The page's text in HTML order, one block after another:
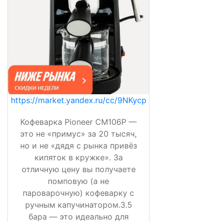
https://market.yandex.ru/cc/9NKycp
Кофеварка Pioneer CM106P —
это не «примус» за 20 тысяч,
но и не «дядя с рынка привёз
кипяток в кружке». За
отличную цену вы получаете
помповую (а не
пароварочную) кофеварку с
ручным капучинатором.3.5
бара — это идеально для